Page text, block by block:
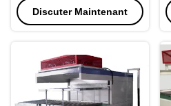
industrielle du scelleur
Discuter Maintenant